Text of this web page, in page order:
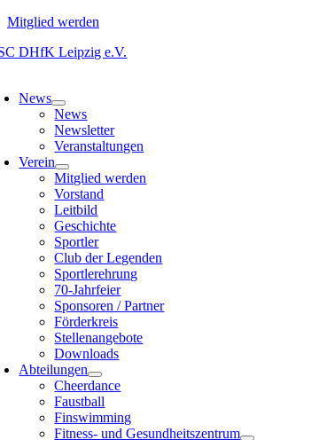
Mitglied werden
Zum
News
News
Newsletter
Veranstaltungen
Verein
Mitglied werden
Vorstand
Leitbild
Geschichte
Sportler
Club der Legenden
Sportlerehrung
70-Jahrfeier
Sponsoren / Partner
Förderkreis
Stellenangebote
Downloads
Abteilungen
Cheerdance
Faustball
Finswimming
Fitness- und Gesundheitszentrum